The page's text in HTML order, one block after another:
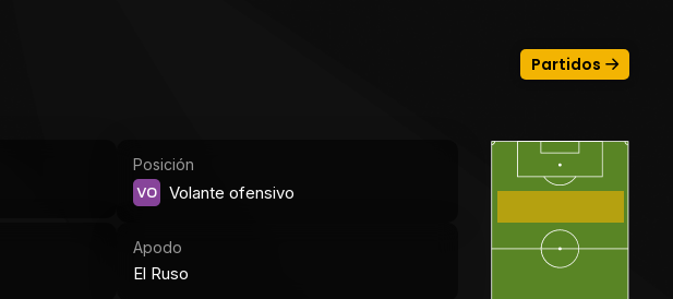
Partidos
Posición
VO Volante ofensivo
Apodo
El Ruso